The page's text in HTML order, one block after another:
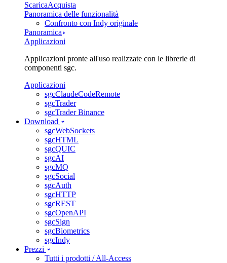
ScaricaAcquista
Panoramica delle funzionalità
Confronto con Indy originale
Panoramica
Applicazioni
Applicazioni pronte all'uso realizzate con le librerie di
componenti sgc.
Applicazioni
sgcClaudeCodeRemote
sgcTrader
sgcTrader Binance
Download
sgcWebSockets
sgcHTML
sgcQUIC
sgcAI
sgcMQ
sgcSocial
sgcAuth
sgcHTTP
sgcREST
sgcOpenAPI
sgcSign
sgcBiometrics
sgcIndy
Prezzi
Tutti i prodotti / All-Access